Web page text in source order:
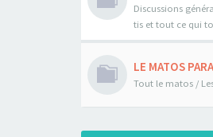
Discussions
tis et tout ce qui
LE MATOS
Tout le matos /